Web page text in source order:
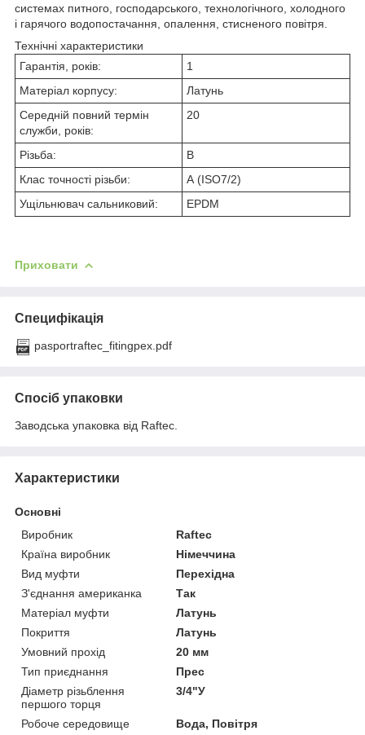
системах питного, господарського, технологічного, холодного
і гарячого водопостачання, опалення, стисненого повітря.
Технічні характеристики
Гарантія, років:
1
Матеріал корпусу:
Латунь
Середній повний термін
служби, років:
20
Різьба:
В
Клас точності різьби:
А (ISO7/2)
Ущільнювач сальниковий:
EPDM
Приховати
Специфікація
pasportraftec_fitingpex.pdf
Спосіб упаковки
Заводська упаковка від Raftec.
Характеристики
Основні
Виробник
Raftec
Країна виробник
Німеччина
Вид муфти
Перехідна
З'єднання американка
Так
Матеріал муфти
Латунь
Покриття
Латунь
Умовний прохід
20 мм
Тип приєднання
Прес
Діаметр різьблення
першого торця
3/4"У
Робоче середовище
Вода, Повітря